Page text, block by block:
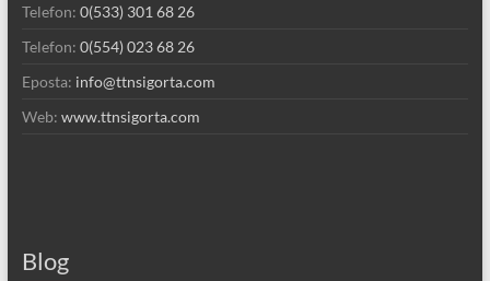
Telefon: 0(533) 301 68 26
Telefon: 0(554) 023 68 26
Eposta: info@ttnsigorta.com
Web: www.ttnsigorta.com
Blog